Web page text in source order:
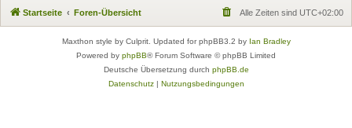
Startseite Foren-Übersicht Alle Zeiten sind UTC+02:00
Maxthon style by Culprit. Updated for phpBB3.2 by Ian Bradley
Powered by phpBB® Forum Software © phpBB Limited
Deutsche Übersetzung durch phpBB.de
Datenschutz| Nutzungsbedingungen